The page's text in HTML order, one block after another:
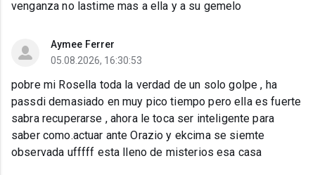
venganza no lastime mas a ella y a su gemelo
Aymee Ferrer
05.08.2026, 16:30:53
pobre mi Rosella toda la verdad de un solo golpe , ha
passdi demasiado en muy pico tiempo pero ella es fuerte
sabra recuperarse , ahora le toca ser inteligente para
saber como.actuar ante Orazio y ekcima se siemte
observada ufffff esta lleno de misterios esa casa